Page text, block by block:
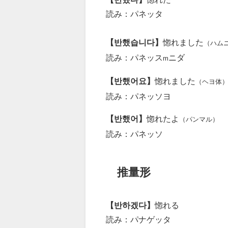
読み：パネッタ
【반했습니다】惚れました （ハム
読み：パネッスmニダ
【반했어요】惚れました （ヘヨ体）
読み：パネッソヨ
【반했어】惚れたよ （パンマル）
読み：パネッソ
推量形
【반하겠다】惚れる
読み：パナゲッタ